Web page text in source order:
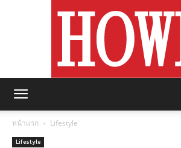
หน้าแรก Lifestyle
Lifestyle